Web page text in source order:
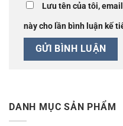
Lưu tên của tôi,
này cho lần bình luận kế
DANH MỤC SẢN PHẨM